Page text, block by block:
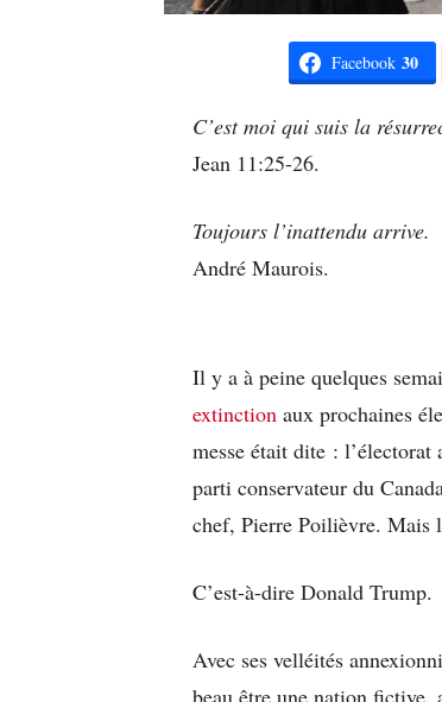
Facebook 30
C’est moi qui suis la
Jean 11:25-26.
Toujours l’inattendu arrive.
André Maurois.
Il y a à peine quelques
extinction aux prochaines
messe était dite : l’électorat
parti conservateur du
chef, Pierre Poilièvre. Mais
C’est-à-dire Donald Trump.
Avec ses velléités
beau être une nation fictive,